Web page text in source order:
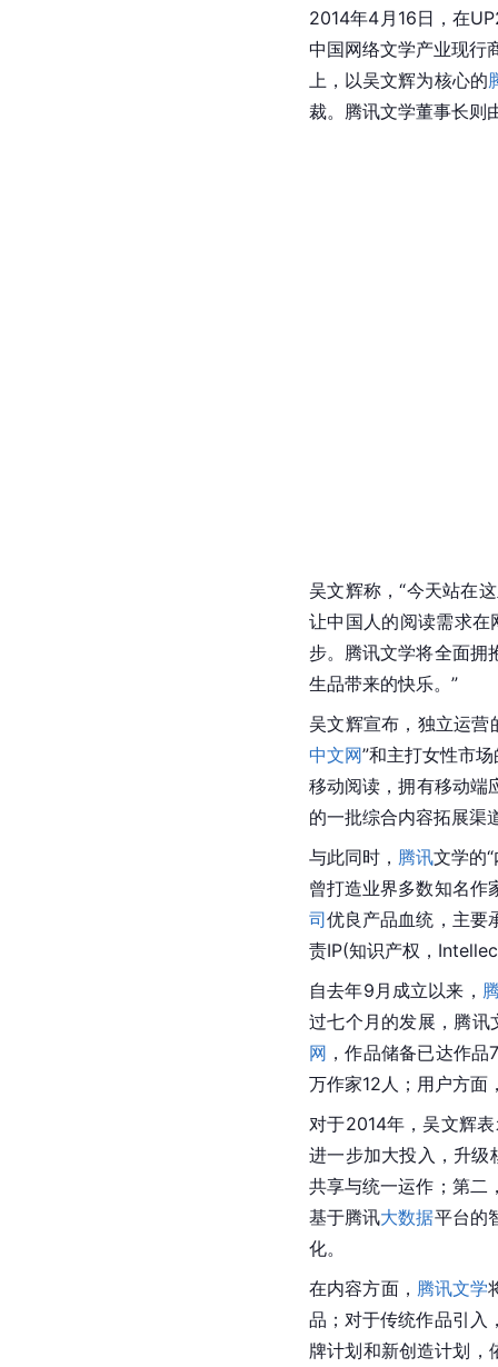
2014年4月16日，在
中国网络文学产业现行
上，以吴文辉为核心的
裁。腾讯文学董事长则
吴文辉称，“今天站在
让中国人的阅读需求
步。腾讯文学将全面拥
生品带来的快乐。”
吴文辉宣布，独立运营
中文网”和主打女性市
移动阅读，拥有移动端
的一批综合内容拓展渠
与此同时， 腾讯文学的
曾打造业界多数知名作
司优良产品血统，主要
责IP(知识产权 ，
自去年9月成立以来，
过七个月的发展，腾
网 ，作品储备已达作
万作家12人；用户方面
对于2014年，吴文辉
进一步加大投入，升级
共享与统一运作；第二
基于腾讯大数据平台的
化。
在内容方面， 腾讯文学
品；对于传统作品引入
牌计划和新创造计划，